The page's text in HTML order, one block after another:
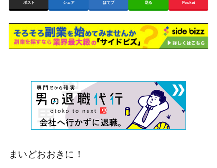
ポスト シェア はてブ 送る Pocket
まいどおおきに！